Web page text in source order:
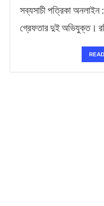
সব্যসাচী পত্রিকা অনলাইন
গ্রেফতার দুই অভিযুক্ত।